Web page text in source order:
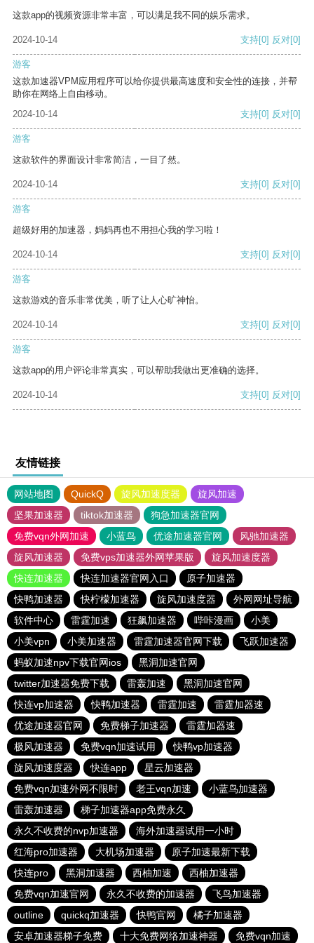
这款app的视频资源非常丰富，可以满足我不同的娱乐需求。
2024-10-14 支持[0] 反对[0]
游客
这款加速器VPM应用程序可以给你提供最高速度和安全性的连接，并帮
助你在网络上自由移动。
2024-10-14
支持[0] 反对[0]
游客
这款软件的界面设计非常简洁，一目了然。
2024-10-14 支持[0] 反对[0]
游客
超级好用的加速器，妈妈再也不用担心我的学习啦！
2024-10-14 支持[0] 反对[0]
游客
这款游戏的音乐非常优美，听了让人心旷神怡。
2024-10-14 支持[0] 反对[0]
游客
这款app的用户评论非常真实，可以帮助我做出更准确的选择。
2024-10-14 支持[0] 反对[0]
友情链接
网站地图 QuickQ 旋风加速度器
旋风加速
坚果加速器
tiktok加速器
狗急加速器官网
免费vqn外网加速
小蓝鸟 优途加速器官网
风驰加速器
旋风加速器
免费vps加速器外网苹果版
旋风加速度器
快连加速器
快连加速器官网入口
原子加速器
快鸭加速器
快柠檬加速器 旋风加速度器
外网网址导航
软件中心
雷霆加速 狂飙加速器 哔咔漫画
小美
小美vpn
小美加速器 雷霆加速器官网下载
飞跃加速器
蚂蚁加速npv下载官网ios
黑洞加速官网
twitter加速器免费下载
雷轰加速
黑洞加速官网
快连vp加速器
快鸭加速器 雷霆加速
雷霆加器速
优途加速器官网
免费梯子加速器
雷霆加器速
极风加速器
免费vqn加速试用
快鸭vp加速器
旋风加速度器
快连app
星云加速器
免费vqn加速外网不限时
老王vqn加速
小蓝鸟加速器
雷轰加速器
梯子加速器app免费永久
永久不收费的nvp加速器
海外加速器试用一小时
红海pro加速器
大机场加速器
原子加速最新下载
快连pro
黑洞加速器 西柚加速
西柚加速器
免费vqn加速官网
永久不收费的加速器
飞鸟加速器
outline
quickq加速器 快鸭官网
橘子加速器
安卓加速器梯子免费
十大免费网络加速神器 免费vqn加速